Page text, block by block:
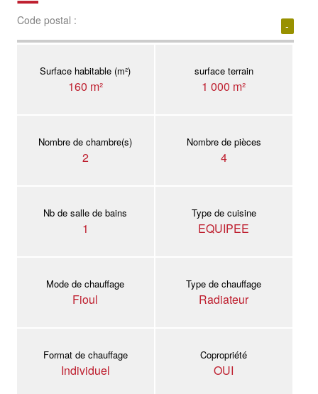
Code postal : -
Surface habitable (m²)
160 m²
surface terrain
1 000 m²
Nombre de chambre(s)
2
Nombre de pièces
4
Nb de salle de bains
1
Type de cuisine
EQUIPEE
Mode de chauffage
Fioul
Type de chauffage
Radiateur
Format de chauffage
Individuel
Copropriété
OUI